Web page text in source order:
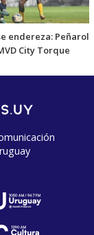
endereza: Peñarol
City Torque